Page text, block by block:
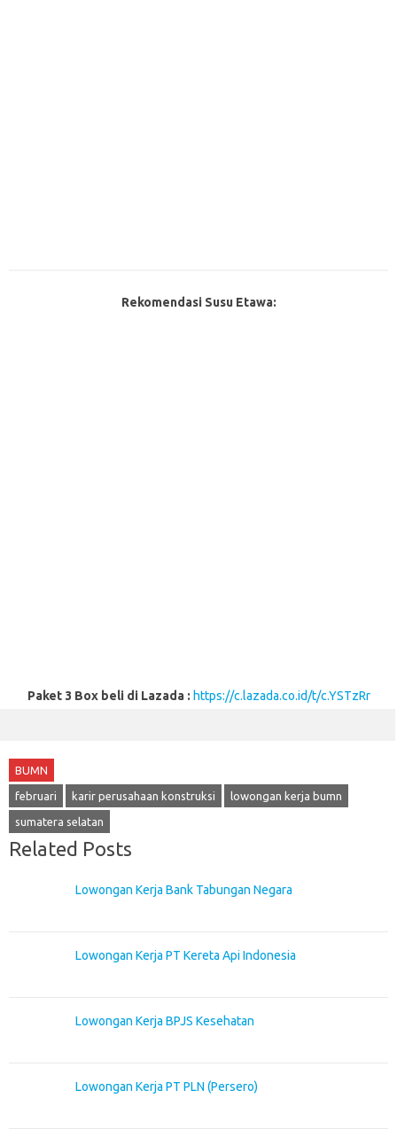
Rekomendasi Susu Etawa:
Paket 3 Box beli di Lazada : https://c.lazada.co.id/t/c.YSTzRr
BUMN
februari karir perusahaan konstruksi lowongan kerja bumn
sumatera selatan
Related Posts
Lowongan Kerja Bank Tabungan Negara
Lowongan Kerja PT Kereta Api Indonesia
Lowongan Kerja BPJS Kesehatan
Lowongan Kerja PT PLN (Persero)